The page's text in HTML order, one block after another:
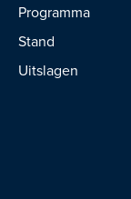
Programma
Stand
Uitslagen